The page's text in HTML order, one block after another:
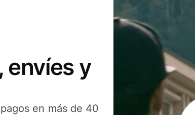
envíes y
en más de 40